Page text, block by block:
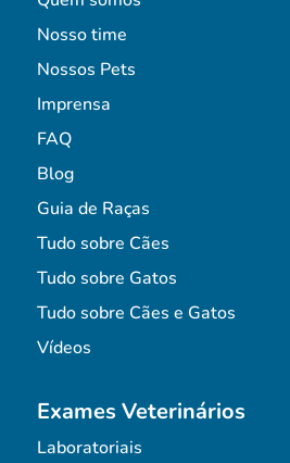
Nosso time
Nossos Pets
Imprensa
FAQ
Blog
Guia de Raças
Tudo sobre Cães
Tudo sobre Gatos
Tudo sobre Cães e Gatos
Vídeos
Exames Veterinários
Laboratoriais